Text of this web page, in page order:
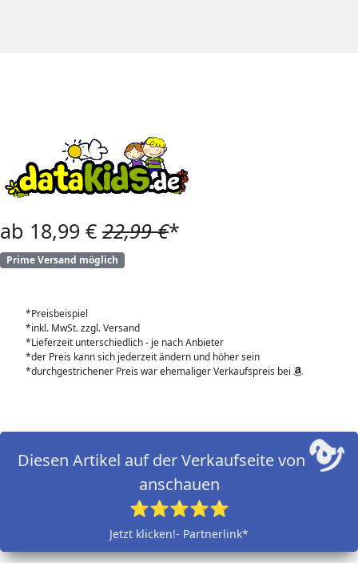
ab 18,99 € 22,99 €*
Prime Versand möglich
*Preisbeispiel
*inkl. MwSt. zzgl. Versand
*Lieferzeit unterschiedlich - je nach Anbieter
*der Preis kann sich jederzeit ändern und höher sein
*durchgestrichener Preis war ehemaliger Verkaufspreis bei
Diesen Artikel auf der Verkaufseite von
anschauen
⭐⭐⭐⭐⭐
Jetzt klicken!- Partnerlink*